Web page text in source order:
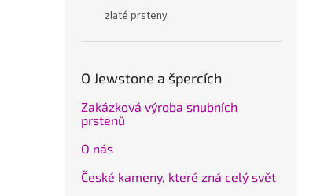
zlaté prsteny
O Jewstone a špercích
Zakázková výroba snubních
prstenů
O nás
České kameny, které zná celý svět